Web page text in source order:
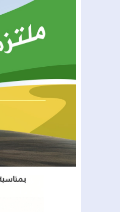
18:23
17:48
17:33